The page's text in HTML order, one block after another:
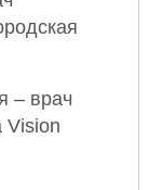
– врач
Vision